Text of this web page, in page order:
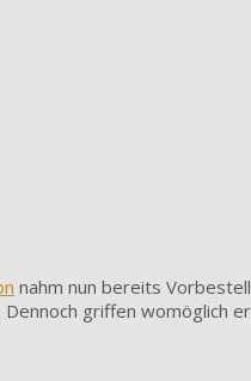
nahm nun bereits
griffen womöglich